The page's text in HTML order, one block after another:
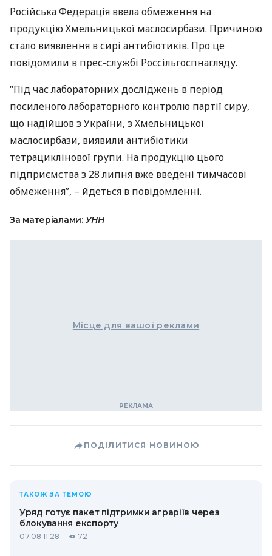
Російська Федерація ввела обмеження на
продукцію Хмельницької маслосирбази. Причиною
стало виявлення в сирі антибіотиків. Про це
повідомили в прес-службі Россільгоспнагляду.
“Під час лабораторних досліджень в період
посиленого лабораторного контролю партії сиру,
що надійшов з України, з Хмельницької
маслосирбази, виявили антибіотики
тетрациклінової групи. На продукцію цього
підприємства з 28 липня вже введені тимчасові
обмеження”, – йдеться в повідомленні.
За матеріалами: УНН
Місце для вашої реклами
ПОДІЛИТИСЯ НОВИНОЮ
ТАКОЖ ЗА ТЕМОЮ
Уряд готує пакет підтримки аграріїв через
блокування експорту
07.08 11:28 72